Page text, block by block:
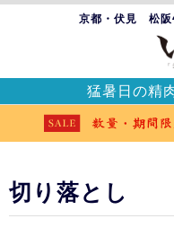
京都・伏見 松阪
猛暑日の精
切り落とし